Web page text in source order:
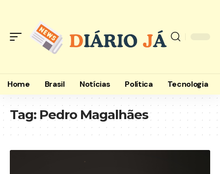
Home Brasil Notícias Política Tecnologia
Tag: Pedro Magalhães